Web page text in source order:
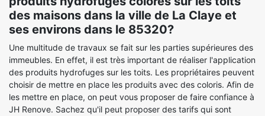
des maisons dans la ville de La Claye et
ses environs dans le 85320?
Une multitude de travaux se fait sur les parties supérieures des
immeubles. En effet, il est très important de réaliser l'application
des produits hydrofuges sur les toits. Les propriétaires peuvent
choisir de mettre en place les produits avec des coloris. Afin de
les mettre en place, on peut vous proposer de faire confiance à
JH Renove. Sachez qu'il peut proposer des tarifs qui sont